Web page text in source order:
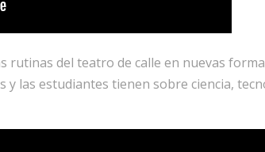
rutinas del teatro de calle en nuevas
y las estudiantes tienen sobre ciencia,